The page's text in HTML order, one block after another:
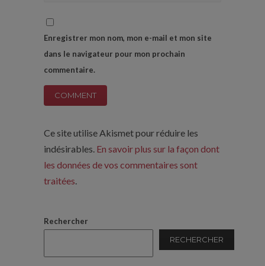
Enregistrer mon nom, mon e-mail et mon site
dans le navigateur pour mon prochain
commentaire.
Ce site utilise Akismet pour réduire les
indésirables. En savoir plus sur la façon dont
les données de vos commentaires sont
traitées
Rechercher
RECHERCHER